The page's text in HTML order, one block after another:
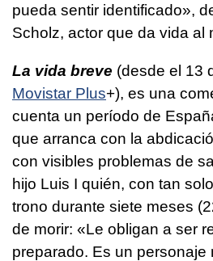
pueda sentir identificado»,
Scholz, actor que da vida al
La vida breve (desde el 13
Movistar Plus+), es una
cuenta un período de
que arranca con la
con visibles problemas de
hijo Luis I quién, con tan
trono durante siete meses
de morir: «Le obligan a ser
preparado. Es un personaje